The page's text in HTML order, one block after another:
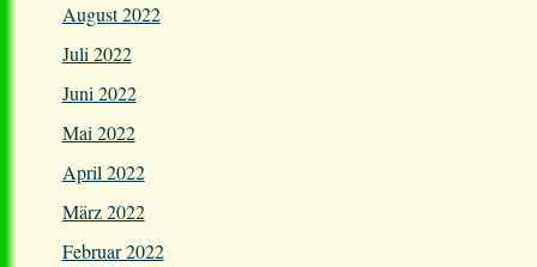
August 2022
Juli 2022
Juni 2022
Mai 2022
April 2022
März 2022
Februar 2022